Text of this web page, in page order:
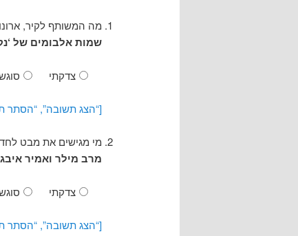
מה המשותף לקיר,
שמות אלבומים של
צדקתי
[“הצג תשובה”, “הסתר
מי מגישים את מבט
מרב מילר ואמיר
צדקתי
[“הצג תשובה”, “הסתר